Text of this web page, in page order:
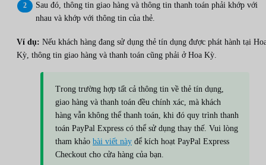
Sau đó, thông tin giao hàng và thông tin thanh toán phải khớp với
nhau và khớp với thông tin của thẻ.
Ví dụ: Nếu khách hàng đang sử dụng thẻ tín dụng được phát hành tại
Kỳ, thông tin giao hàng và thanh toán cũng phải ở Hoa Kỳ.
Trong trường hợp tất cả thông tin về thẻ tín dụng,
giao hàng và thanh toán đều chính xác, mà khách
hàng vẫn không thể thanh toán, khi đó quy trình thanh
toán PayPal Express có thể sử dụng thay thế. Vui lòng
tham khảo bài viết này để kích hoạt PayPal Express
Checkout cho cửa hàng của bạn.